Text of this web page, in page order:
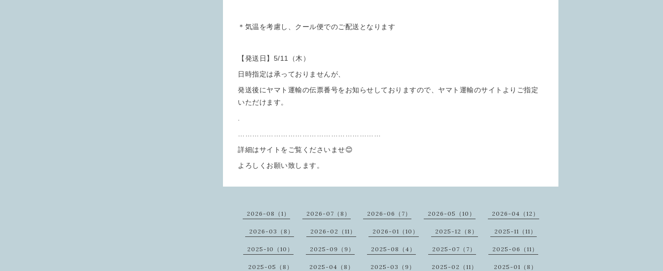
＊気温を考慮し、クール便でのご配送となります
【発送日】5/11（木）
日時指定は承っておりませんが、
発送後にヤマト運輸の伝票番号をお知らせしておりますので、ヤマト運輸のサイトよりご指定
いただけます。
詳細はサイトをご覧くださいませ😊
よろしくお願い致します。
2026-08（1） 2026-07（8） 2026-06（7） 2026-05（10） 2026-04（12）
2026-03（8） 2026-02（11） 2026-01（10） 2025-12（8） 2025-11（11）
2025-10（10） 2025-09（9） 2025-08（4） 2025-07（7） 2025-06（11）
2025-05（8） 2025-04（8） 2025-03（9） 2025-02（11） 2025-01（8）